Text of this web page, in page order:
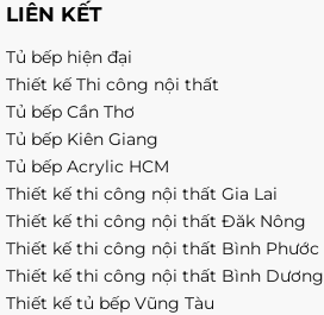
LIÊN KẾT
Tủ bếp hiện đại
Thiết kế Thi công nội thất
Tủ bếp Cần Thơ
Tủ bếp Kiên Giang
Tủ bếp Acrylic HCM
Thiết kế thi công nội thất Gia Lai
Thiết kế thi công nội thất Đăk Nông
Thiết kế thi công nội thất Bình Phước
Thiết kế thi công nội thất Bình Dương
Thiết kế tủ bếp Vũng Tàu